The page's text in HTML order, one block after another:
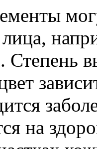
Степень
на